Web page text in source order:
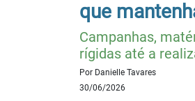
que
Campanhas,
rígidas até a
Por Danielle Tavares
30/06/2026